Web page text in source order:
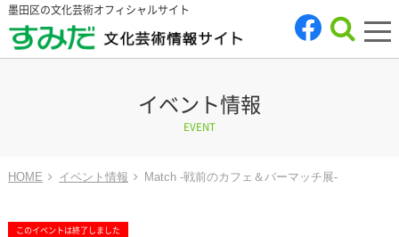
墨田区の文化芸術オフィシャルサイト
イベント情報
EVENT
HOME イベント情報 Match -戦前のカフェ＆バーマッチ展-
このイベントは終了しました